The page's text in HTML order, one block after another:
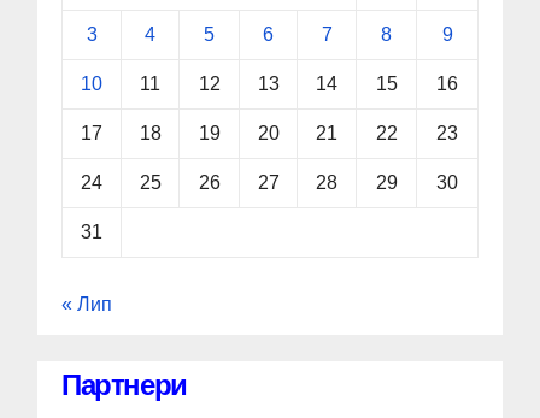
3 4 5 6 7 8 9
10 11 12 13 14 15 16
17 18 19 20 21 22 23
24 25 26 27 28 29 30
31
« Лип
Партнери